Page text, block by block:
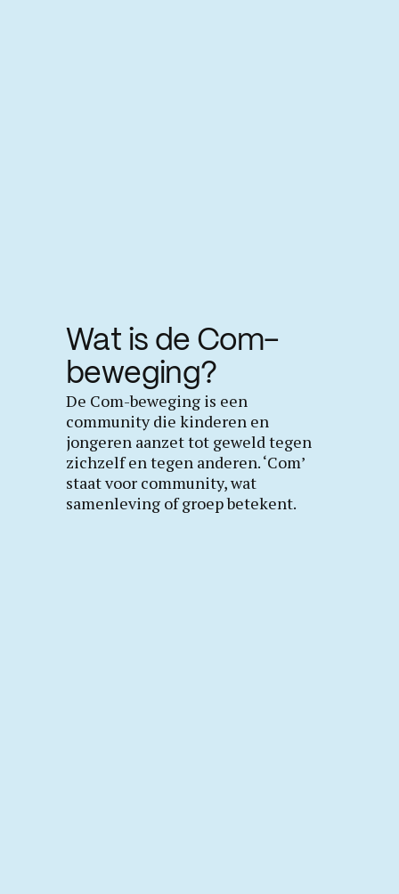
Wat is de Com-
beweging?
De Com-beweging is een
community die kinderen en
jongeren aanzet tot geweld tegen
zichzelf en tegen anderen. ‘Com’
staat voor community, wat
samenleving of groep betekent.